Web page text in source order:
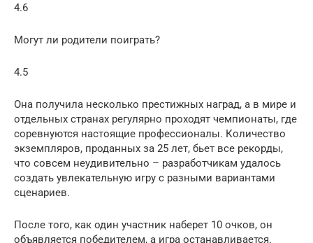
4.6
Могут ли родители поиграть?
4.5
Она получила несколько престижных наград, а в мире и
отдельных странах регулярно проходят чемпионаты, где
соревнуются настоящие профессионалы. Количество
экземпляров, проданных за 25 лет, бьет все рекорды,
что совсем неудивительно – разработчикам удалось
создать увлекательную игру с разными вариантами
сценариев.
После того, как один участник наберет 10 очков, он
объявляется победителем, а игра останавливается.